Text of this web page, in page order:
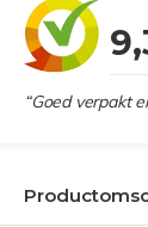
“Goed verpakt